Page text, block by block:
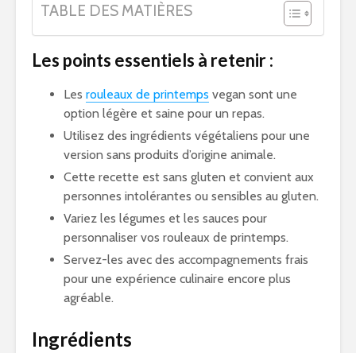
TABLE DES MATIÈRES
Les points essentiels à retenir :
Les rouleaux de printemps vegan sont une
option légère et saine pour un repas.
Utilisez des ingrédients végétaliens pour une
version sans produits d’origine animale.
Cette recette est sans gluten et convient aux
personnes intolérantes ou sensibles au gluten.
Variez les légumes et les sauces pour
personnaliser vos rouleaux de printemps.
Servez-les avec des accompagnements frais
pour une expérience culinaire encore plus
agréable.
Ingrédients